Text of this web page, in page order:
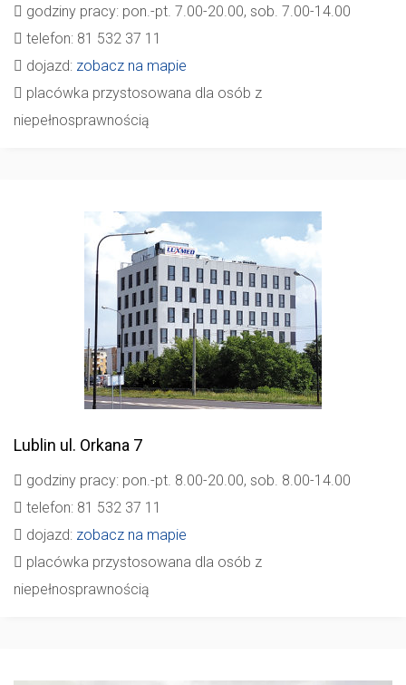
godziny pracy: pon.-pt. 7.00-20.00, sob. 7.00-14.00
telefon: 81 532 37 11
dojazd: zobacz na mapie
placówka przystosowana dla osób z
niepełnosprawnością
Lublin ul. Orkana 7
godziny pracy: pon.-pt. 8.00-20.00, sob. 8.00-14.00
telefon: 81 532 37 11
dojazd: zobacz na mapie
placówka przystosowana dla osób z
niepełnosprawnością